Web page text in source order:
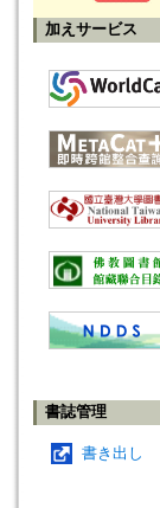
加えサービス
書誌管理
書き出し